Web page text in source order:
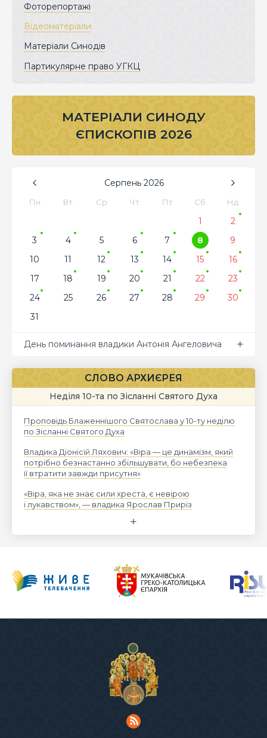
Фоторепортажі
Відеоматеріали
Матеріали Синодів
Партикулярне право УГКЦ
МАТЕРІАЛИ СИНОДУ
ЄПИСКОПІВ 2026
Серпень 2026
Пн Вт Ср Чт Пт Сб Нд
1
2
3
4 5 6 7 8
9
10
11 12 13 14 15
16
17
18 19 20 21 22
23
24
25 26 27 28 29
30
31
День поминання владики Антонія Ангеловича
СЛОВО АРХИЄРЕЯ
Неділя 10-та по Зісланні Святого Духа
Проповідь Блаженнішого Святослава у 10-ту неділю
по Зісланні Святого Духа
Владика Діонісій Ляхович: «Віра — це динамізм, який
потрібно безнастанно збільшувати, бо небезпека
її втратити завжди присутня»
«Віра, яка не знає сили хреста, є невірою
і лукавством», — владика Ярослав Приріз